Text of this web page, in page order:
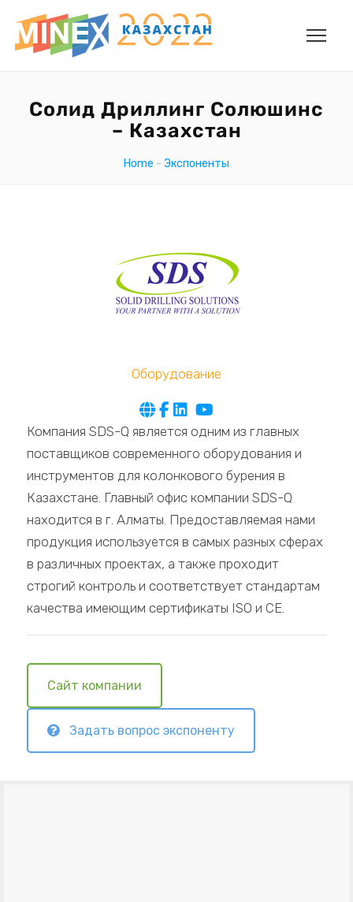
Солид Дриллинг Солюшинс
– Казахстан
Home - Экспоненты
Оборудование
Компания SDS-Q является одним из главных
поставщиков современного оборудования и
инструментов для колонкового бурения в
Казахстане. Главный офис компании SDS-Q
находится в г. Алматы. Предоставляемая нами
продукция используется в самых разных сферах
в различных проектах, а также проходит
строгий контроль и соответствует стандартам
качества имеющим сертификаты ISO и CE.
Сайт компании
Задать вопрос экспоненту